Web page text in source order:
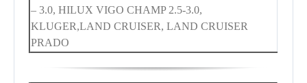
– 3.0, HILUX VIGO CHAMP 2.5-3.0,
KLUGER,LAND CRUISER, LAND CRUISER
PRADO